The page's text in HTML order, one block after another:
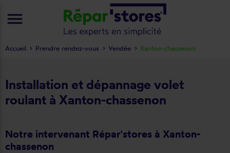
Installation et dépannage volet
roulant à Xanton-chassenon
Notre intervenant Répar'stores à Xanton-
chassenon
Accueil Prendre rendez-vous Vendée Xanton-chassenon
menu